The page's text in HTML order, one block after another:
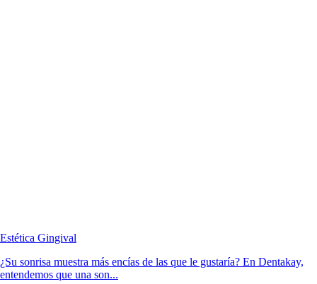
Estética Gingival
¿Su sonrisa muestra más encías de las que le gustaría? En Dentakay,
entendemos que una son...